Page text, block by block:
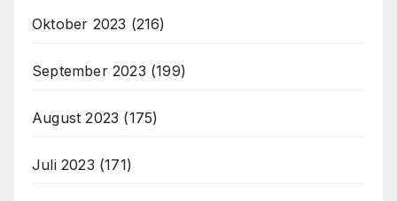
Oktober 2023 (216)
September 2023 (199)
August 2023 (175)
Juli 2023 (171)